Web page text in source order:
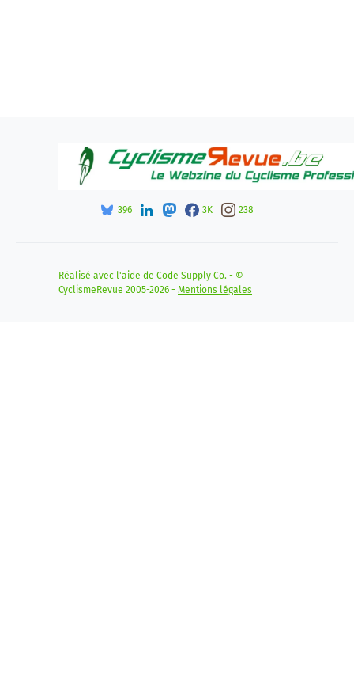
396 3K 238
Réalisé avec l'aide de Code Supply Co. - ©
CyclismeRevue 2005-2026 - Mentions légales